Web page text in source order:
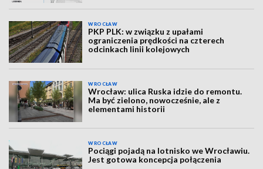
WROCŁAW
PKP PLK: w związku z upałami
ograniczenia prędkości na czterech
odcinkach linii kolejowych
WROCŁAW
Wrocław: ulica Ruska idzie do remontu.
Ma być zielono, nowocześnie, ale z
elementami historii
WROCŁAW
Pociągi pojadą na lotnisko we Wrocławiu.
Jest gotowa koncepcja połączenia